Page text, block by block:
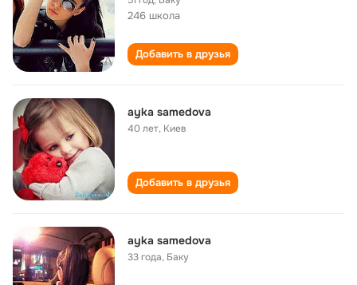
246 школа
Добавить в друзья
ayka samedova
40 лет, Киев
Добавить в друзья
ayka samedova
33 года, Баку